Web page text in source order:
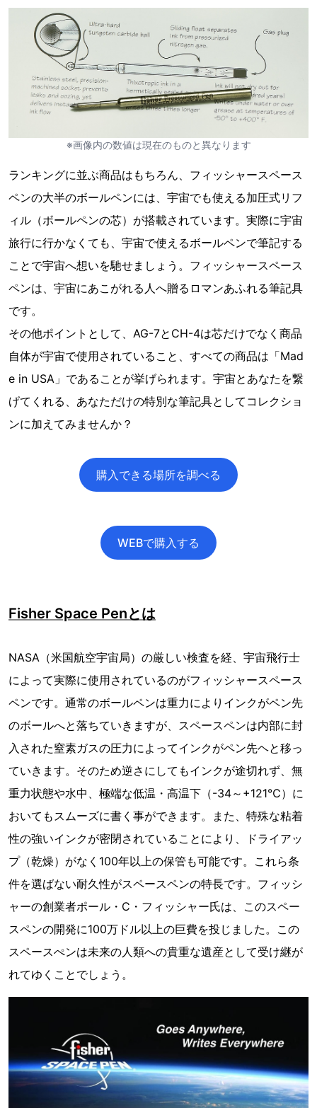
※画像内の数値は現在のものと異なります
ランキングに並ぶ商品はもちろん、フィッシャースペース
ペンの大半のボールペンには、宇宙でも使える加圧式リフ
ィル（ボールペンの芯）が搭載されています。実際に宇宙
旅行に行かなくても、宇宙で使えるボールペンで筆記する
ことで宇宙へ想いを馳せましょう。フィッシャースペース
ペンは、宇宙にあこがれる人へ贈るロマンあふれる筆記具
です。
その他ポイントとして、AG-7とCH-4は芯だけでなく商品
自体が宇宙で使用されていること、すべての商品は「Mad
e in USA」であることが挙げられます。宇宙とあなたを繋
げてくれる、あなただけの特別な筆記具としてコレクショ
ンに加えてみませんか？
購入できる場所を調べる
WEBで購入する
Fisher Space Penとは
NASA（米国航空宇宙局）の厳しい検査を経、宇宙飛行士
によって実際に使用されているのがフィッシャースペース
ペンです。通常のボールペンは重力によりインクがペン先
のボールへと落ちていきますが、スペースペンは内部に封
入された窒素ガスの圧力によってインクがペン先ヘと移っ
ていきます。そのため逆さにしてもインクが途切れず、無
重力状態や水中、極端な低温・高温下（-34～+121℃）に
おいてもスムーズに書く事ができます。また、特殊な粘着
性の強いインクが密閉されていることにより、ドライアッ
プ（乾燥）がなく100年以上の保管も可能です。これら条
件を選ばない耐久性がスペースペンの特長です。フィッシ
ャーの創業者ポール・C・フィッシャー氏は、このスペー
スペンの開発に100万ドル以上の巨費を投じました。この
スペースぺンは未来の人類への貴重な遺産として受け継が
れてゆくことでしょう。